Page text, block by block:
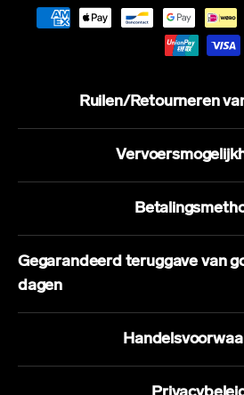
Ruilen/Retourneren
Gegarandeerd teruggave van
dagen